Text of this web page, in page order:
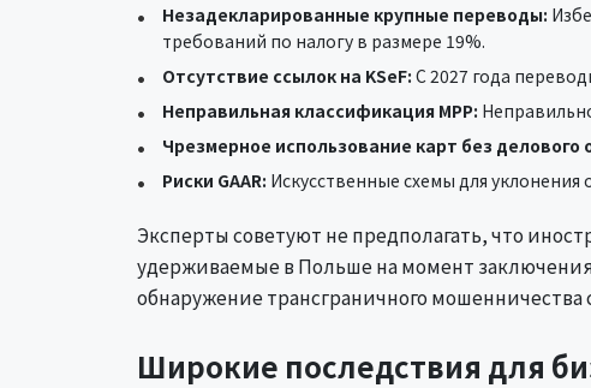
Незадекларированные крупные переводы:
требований по налогу в размере 19%.
Отсутствие ссылок на KSeF: С 2027 года
Неправильная классификация MPP:
Чрезмерное использование карт без делового
Риски GAAR: Искусственные схемы для
Эксперты советуют не предполагать, что
удерживаемые в Польше на момент
обнаружение трансграничного мошенничества
Широкие последствия для